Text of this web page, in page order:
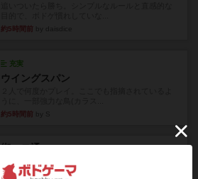
約5時間前
充実
ウイングスパン
約5時間前
街コロ通
など、少しの違いはあるけれ...